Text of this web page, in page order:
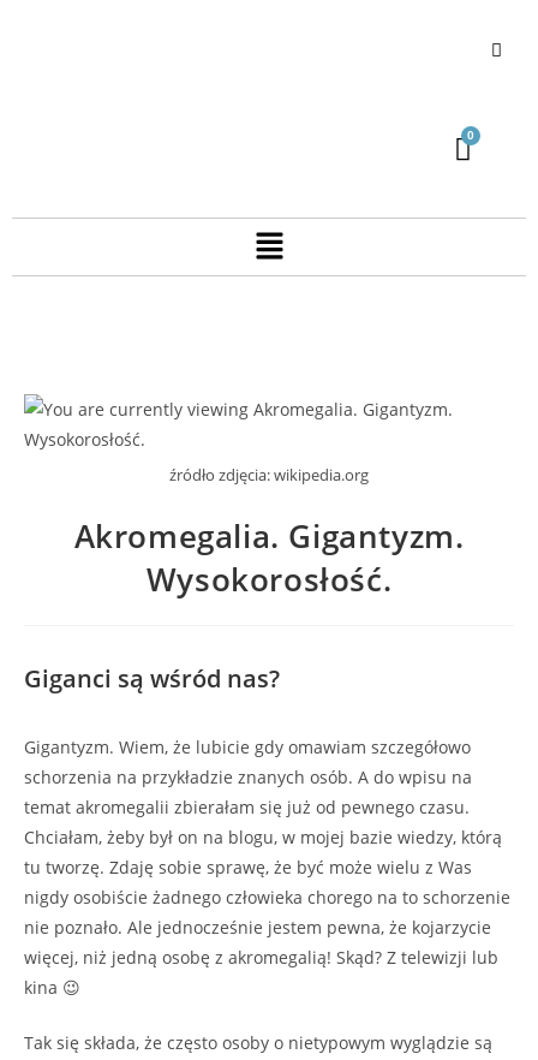
źródło zdjęcia: wikipedia.org
Akromegalia. Gigantyzm.
Wysokorosłość.
Giganci są wśród nas?
Gigantyzm. Wiem, że lubicie gdy omawiam szczegółowo
schorzenia na przykładzie znanych osób. A do wpisu na
temat akromegalii zbierałam się już od pewnego czasu.
Chciałam, żeby był on na blogu, w mojej bazie wiedzy, którą
tu tworzę. Zdaję sobie sprawę, że być może wielu z Was
nigdy osobiście żadnego człowieka chorego na to schorzenie
nie poznało. Ale jednocześnie jestem pewna, że kojarzycie
więcej, niż jedną osobę z akromegalią! Skąd? Z telewizji lub
kina 😉
Tak się składa, że często osoby o nietypowym wyglądzie są